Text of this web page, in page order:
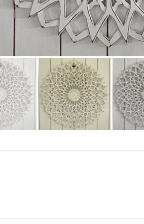
Click to enlarge